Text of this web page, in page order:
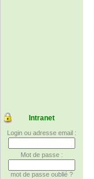
Intranet
Login ou adresse email :
Mot de passe :
mot de passe oublié ?